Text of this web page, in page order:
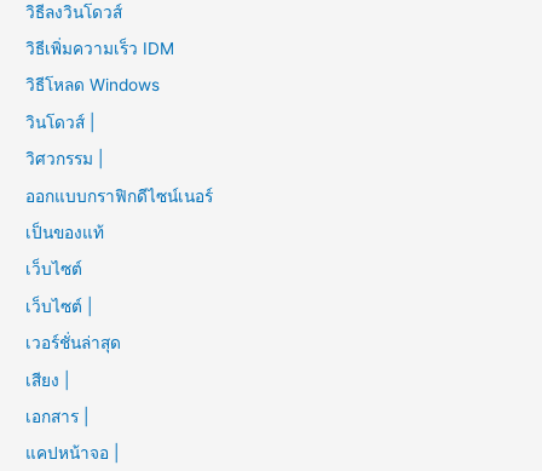
วิธีลงวินโดวส์
วิธีเพิ่มความเร็ว IDM
วิธีโหลด Windows
วินโดวส์ |
วิศวกรรม |
ออกแบบกราฟิกดีไซน์เนอร์
เป็นของแท้
เว็บไซต์
เว็บไซต์ |
เวอร์ชั่นล่าสุด
เสียง |
เอกสาร |
แคปหน้าจอ |